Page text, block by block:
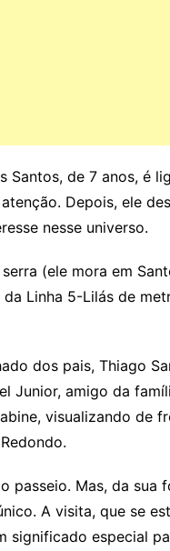
de 7 anos, é
Depois, ele
nesse universo.
(ele mora em
Linha 5-Lilás de
dos pais, Thiago
Junior, amigo da
visualizando de
passeio. Mas, da sua
A visita, que se
significado especial